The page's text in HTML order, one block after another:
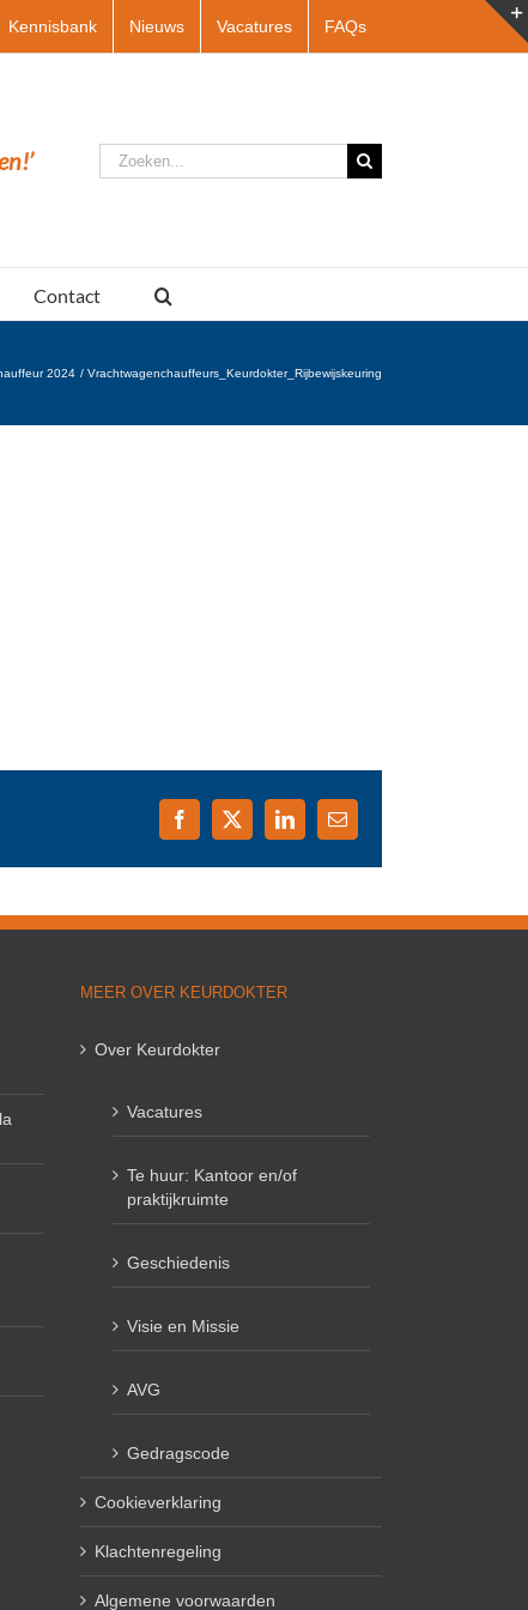
Kennisbank Nieuws Vacatures FAQs
Zoeken
naar:
Contact
2024 Vrachtwagenchauffeurs_Keurdokter_Rijbewijskeuring
Facebook
X LinkedIn
E-
mail
MEER OVER KEURDOKTER
Over Keurdokter
Vacatures
Te huur: Kantoor en/of
praktijkruimte
Geschiedenis
Visie en Missie
AVG
Gedragscode
Cookieverklaring
Klachtenregeling
Algemene voorwaarden